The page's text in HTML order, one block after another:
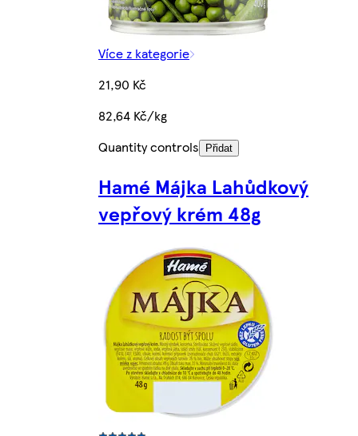
Více z kategorie
21,90 Kč
82,64 Kč/kg
Quantity controls
Přidat
Hamé Májka Lahůdkový
vepřový krém 48g